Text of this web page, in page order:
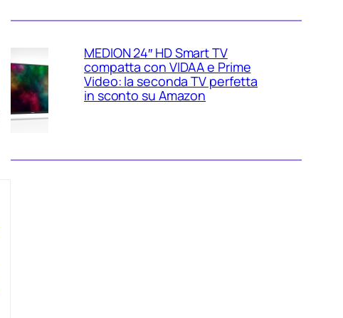
MEDION 24″ HD Smart TV
compatta con VIDAA e Prime
Video: la seconda TV perfetta
in sconto su Amazon